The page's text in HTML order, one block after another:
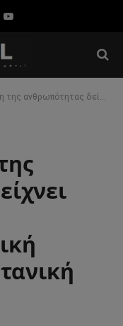
YouTube
γιατί η παγκοσμιοποιητική ατζέντα είναι σατανική